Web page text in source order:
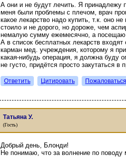
А они и не будут лечить. Я
меня были проблемы с плечом, врaч
какое лекарство надо купить, т.к. оно
стоило и не дорого, но дороже, чем
немалую сумму ежемeсячно, а посещаю
А в список бесплатных лекарств
карман мед. учреждения, которому я
какая-нибудь операция, я должна буду
не густо, придётся просто закутаться
Ответить Цитировать Пожаловаться
Татьяна У.
(Гость)
Добрый день, Блонди!
Не понимаю, что за волнение по